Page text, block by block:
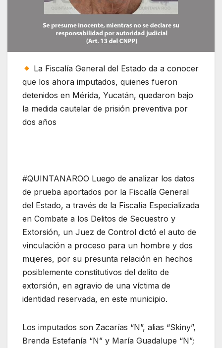
La Fiscalía General del Estado da a conocer
que los ahora imputados, quienes fueron
detenidos en Mérida, Yucatán, quedaron bajo
la medida cautelar de prisión preventiva por
dos años
#QUINTANAROO Luego de analizar los datos
de prueba aportados por la Fiscalía General
del Estado, a través de la Fiscalía Especializada
en Combate a los Delitos de Secuestro y
Extorsión, un Juez de Control dictó el auto de
vinculación a proceso para un hombre y dos
mujeres, por su presunta relación en hechos
posiblemente constitutivos del delito de
extorsión, en agravio de una víctima de
identidad reservada, en este municipio.
Los imputados son Zacarías “N”, alias “Skiny”,
Brenda Estefanía “N” y María Guadalupe “N”;